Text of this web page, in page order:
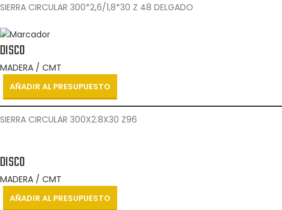
SIERRA CIRCULAR 300*2,6/1,8*30 Z 48 DELGADO
DISCO
MADERA / CMT
AÑADIR AL PRESUPUESTO
SIERRA CIRCULAR 300X2.8X30 Z96
DISCO
MADERA / CMT
AÑADIR AL PRESUPUESTO